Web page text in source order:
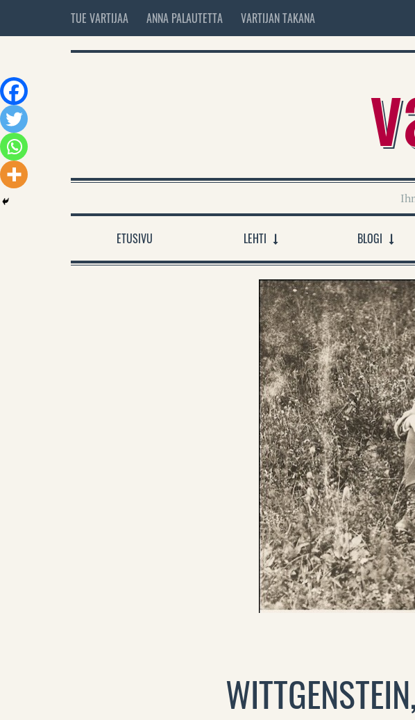
TUE VARTIJAA ANNA PALAUTETTA VARTIJAN TAKANA
ETUSIVU LEHTI BLOGI